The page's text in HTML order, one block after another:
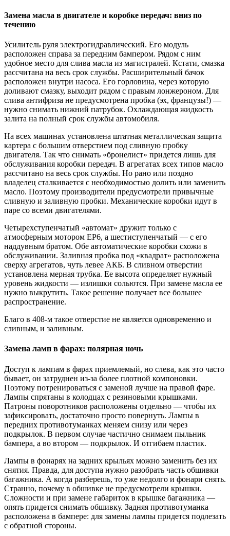
Замена масла в двигателе и коробке передач: вниз по
течению
Усилитель руля электрогидравлический. Его модуль
расположен справа за передним бампером. Рядом с ним
удобное место для слива масла из магистралей. Кстати, смазка
рассчитана на весь срок службы. Расширительный бачок
расположен внутри насоса. Его горловина, через которую
доливают смазку, выходит рядом с правым лонжероном. Для
слива антифриза не предусмотрена пробка (эх, французы!) —
нужно снимать нижний патрубок. Охлаждающая жидкость
залита на полный срок службы автомобиля.
На всех машинах установлена штатная металлическая защита
картера с большим отверстием под сливную пробку
двигателя. Так что снимать «бронелист» придется лишь для
обслуживания коробки передач. В агрегатах всех типов масло
рассчитано на весь срок службы. Но рано или поздно
владелец сталкивается с необходимостью долить или заменить
масло. Поэтому производители предусмотрели привычные
сливную и заливную пробки. Механические коробки идут в
паре со всеми двигателями.
Четырехступенчатый «автомат» дружит только с
атмосферным мотором EP6, а шестиступенчатый — с его
наддувным братом. Обе автоматические коробки схожи в
обслуживании. Заливная пробка под «квадрат» расположена
сверху агрегатов, чуть левее АКБ. В сливном отверстии
установлена мерная трубка. Ее высота определяет нужный
уровень жидкости — излишки сольются. При замене масла ее
нужно выкрутить. Такое решение получает все большее
распространение.
Благо в 408-м такое отверстие не является одновременно и
сливным, и заливным.
Замена ламп в фарах: полярная ночь
Доступ к лампам в фарах приемлемый, но слева, как это часто
бывает, он затруднен из-за более плотной компоновки.
Поэтому потренироваться с заменой лучше на правой фаре.
Лампы спрятаны в колодцах с резиновыми крышками.
Патроны поворотников расположены отдельно — чтобы их
зафиксировать, достаточно просто повернуть. Лампы в
передних противотуманках меняем снизу или через
подкрылок. В первом случае частично снимаем пыльник
бампера, а во втором — подкрылок. И отгибаем пластик.
Лампы в фонарях на задних крыльях можно заменить без их
снятия. Правда, для доступа нужно разобрать часть обшивки
багажника. А когда разберешь, то уже недолго и фонари снять.
Странно, почему в обшивке не предусмотрели крышки.
Сложности и при замене габариток в крышке багажника —
опять придется снимать обшивку. Задняя противотуманка
расположена в бампере: для замены лампы придется подлезать
с обратной стороны.